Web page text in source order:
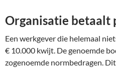
Organisatie betaalt
Een werkgever die helemaal
€ 10.000 kwijt. De genoemde
zogenoemde normbedragen.